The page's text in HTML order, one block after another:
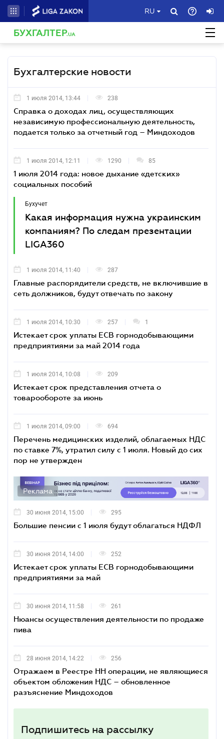
RU
БУХГАЛТЕР.UA
Бухгалтерские новости
1 июля 2014, 13:44 238
Справка о доходах лиц, осуществляющих
независимую профессиональную деятельность,
подается только за отчетный год – Миндоходов
1 июля 2014, 12:11 1290 85
1 июля 2014 года: новое дыхание «детских»
социальных пособий
Бухучет
Какая информация нужна украинским
компаниям? По следам презентации
LIGA360
1 июля 2014, 11:40 287
Главные распорядители средств, не включившие в
сеть должников, будут отвечать по закону
1 июля 2014, 10:30 257 1
Истекает срок уплаты ЕСВ горнодобывающими
предприятиями за май 2014 года
1 июля 2014, 10:08 209
Истекает срок представления отчета о
товарообороте за июнь
1 июля 2014, 09:00 694
Перечень медицинских изделий, облагаемых НДС
по ставке 7%, утратил силу с 1 июля. Новый до сих
пор не утвержден
Реклама
30 июня 2014, 15:00 295
Большие пенсии с 1 июля будут облагаться НДФЛ
30 июня 2014, 14:00 252
Истекает срок уплаты ЕСВ горнодобывающими
предприятиями за май
30 июня 2014, 11:58 261
Нюансы осуществления деятельности по продаже
пива
28 июня 2014, 14:22 256
Отражаем в Реестре НН операции, не являющиеся
объектом обложения НДС – обновленное
разъяснение Миндоходов
Подпишитесь на рассылку